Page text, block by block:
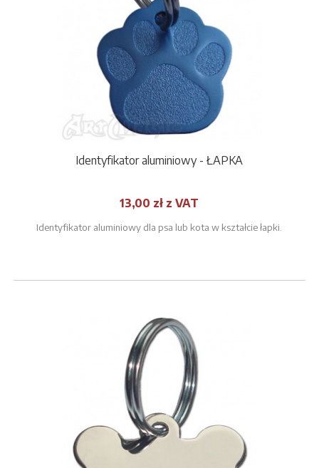
Identyfikator aluminiowy - ŁAPKA
13,00 zł z VAT
Identyfikator aluminiowy dla psa lub kota w kształcie łapki.